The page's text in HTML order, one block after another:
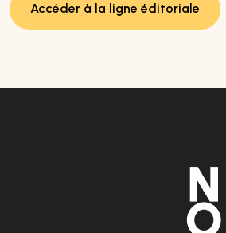
Accéder à la ligne éditoriale